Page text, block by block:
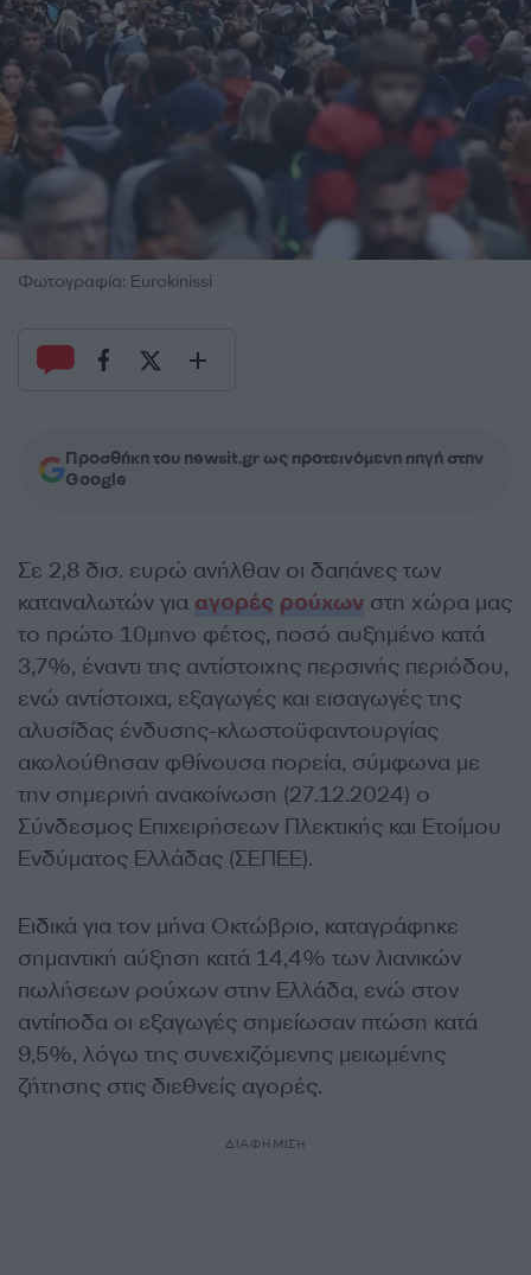
Φωτογραφία: Eurokinissi
Προσθήκη του newsit.gr ως προτεινόμενη πηγή στην
Google
Σε 2,8 δισ. ευρώ ανήλθαν οι δαπάνες των
καταναλωτών για αγορές ρούχων στη χώρα μας
το πρώτο 10μηνο φέτος, ποσό αυξημένο κατά
3,7%, έναντι της αντίστοιχης περσινής περιόδου,
ενώ αντίστοιχα, εξαγωγές και εισαγωγές της
αλυσίδας ένδυσης-κλωστοϋφαντουργίας
ακολούθησαν φθίνουσα πορεία, σύμφωνα με
την σημερινή ανακοίνωση (27.12.2024) ο
Σύνδεσμος Επιχειρήσεων Πλεκτικής και Ετοίμου
Ενδύματος Ελλάδας (ΣΕΠΕΕ).
Ειδικά για τον μήνα Οκτώβριο, καταγράφηκε
σημαντική αύξηση κατά 14,4% των λιανικών
πωλήσεων ρούχων στην Ελλάδα, ενώ στον
αντίποδα οι εξαγωγές σημείωσαν πτώση κατά
9,5%, λόγω της συνεχιζόμενης μειωμένης
ζήτησης στις διεθνείς αγορές.
ΔΙΑΦΗΜΙΣΗ